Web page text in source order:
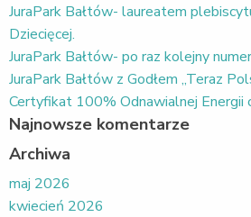
JuraPark Bałtów- laureatem
Dziecięcej.
JuraPark Bałtów- po raz kolejny
JuraPark Bałtów z Godłem „Teraz
Certyfikat 100% Odnawialnej Energii
Najnowsze komentarze
Archiwa
maj 2026
kwiecień 2026